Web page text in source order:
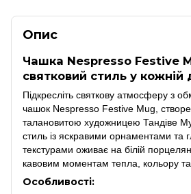
Опис
Чашка Nespresso Festive
святковий стиль у кожній
Підкресліть святкову атмосферу з
чашок Nespresso Festive Mug,
талановитою художницею Тандіве
стиль із яскравими орнаментами та
текстурами оживає на білій
кавовим моментам тепла, кольору та
Особливості: